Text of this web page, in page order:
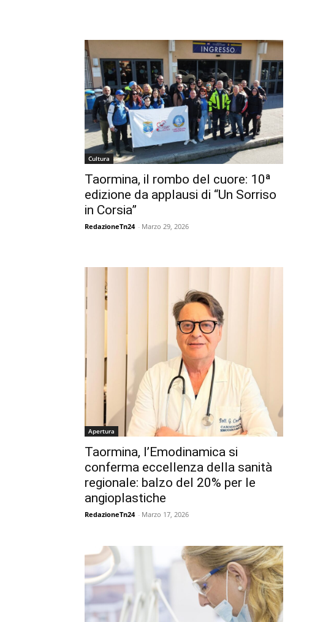
Cultura
Taormina, il rombo del cuore: 10ª
edizione da applausi di “Un Sorriso
in Corsia”
RedazioneTn24 - Marzo 29, 2026
Apertura
Taormina, l’Emodinamica si
conferma eccellenza della sanità
regionale: balzo del 20% per le
angioplastiche
RedazioneTn24 - Marzo 17, 2026